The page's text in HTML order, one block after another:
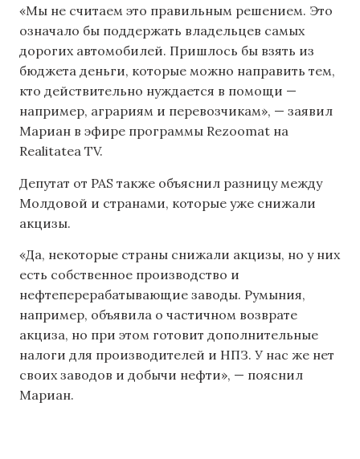
«Мы не считаем это правильным решением. Это
означало бы поддержать владельцев самых
дорогих автомобилей. Пришлось бы взять из
бюджета деньги, которые можно направить тем,
кто действительно нуждается в помощи —
например, аграриям и перевозчикам», — заявил
Мариан в эфире программы Rezoomat на
Realitatea TV.
Депутат от PAS также объяснил разницу между
Молдовой и странами, которые уже снижали
акцизы.
«Да, некоторые страны снижали акцизы, но у них
есть собственное производство и
нефтеперерабатывающие заводы. Румыния,
например, объявила о частичном возврате
акциза, но при этом готовит дополнительные
налоги для производителей и НПЗ. У нас же нет
своих заводов и добычи нефти», — пояснил
Мариан.